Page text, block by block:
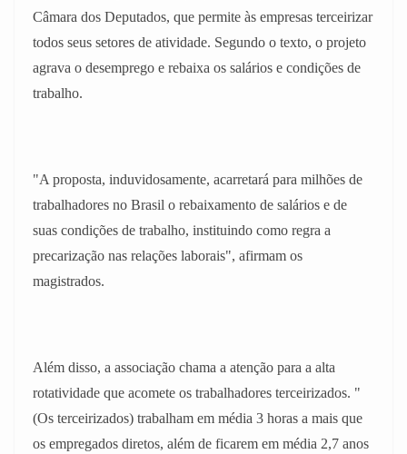
Câmara dos Deputados, que permite às empresas terceirizar
todos seus setores de atividade. Segundo o texto, o projeto
agrava o desemprego e rebaixa os salários e condições de
trabalho.
"A proposta, induvidosamente, acarretará para milhões de
trabalhadores no Brasil o rebaixamento de salários e de
suas condições de trabalho, instituindo como regra a
precarização nas relações laborais", afirmam os
magistrados.
Além disso, a associação chama a atenção para a alta
rotatividade que acomete os trabalhadores terceirizados. "
(Os terceirizados) trabalham em média 3 horas a mais que
os empregados diretos, além de ficarem em média 2,7 anos